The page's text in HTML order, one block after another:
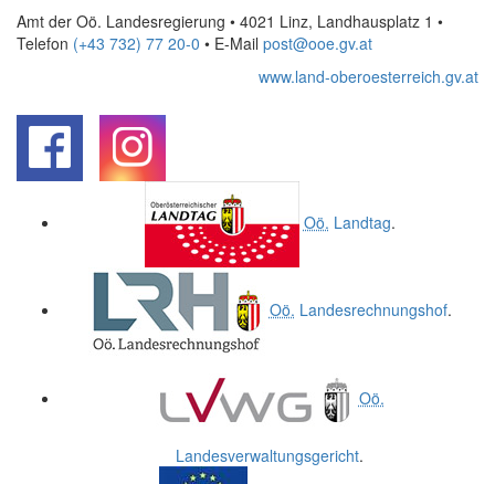
Amt der Oö. Landesregierung • 4021 Linz, Landhausplatz 1 •
Telefon (+43 732) 77 20-0 • E-Mail post@ooe.gv.at
www.land-oberoesterreich.gv.at
Oö. Landtag.
Oö. Landesrechnungshof.
Oö.
Landesverwaltungsgericht.